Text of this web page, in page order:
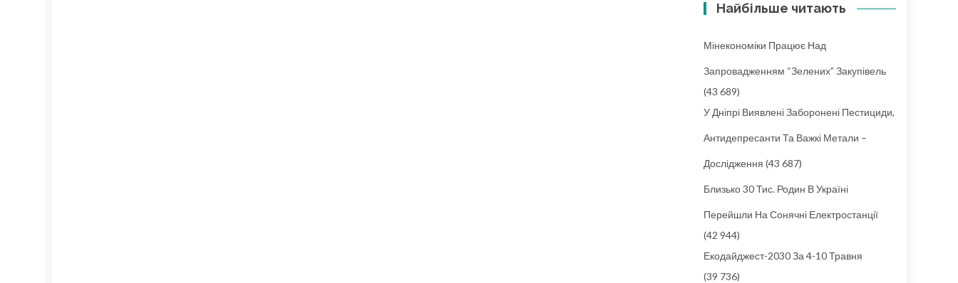
Найбільше читають
Мінекономіки Працює Над
Запровадженням “зелених” Закупівель
(43 689)
У Дніпрі Виявлені Заборонені Пестициди,
Антидепресанти Та Важкі Метали –
Дослідження (43 687)
Близько 30 Тис. Родин В Україні
Перейшли На Сонячні Електростанції
(42 944)
Екодайджест-2030 За 4-10 Травня
(39 736)